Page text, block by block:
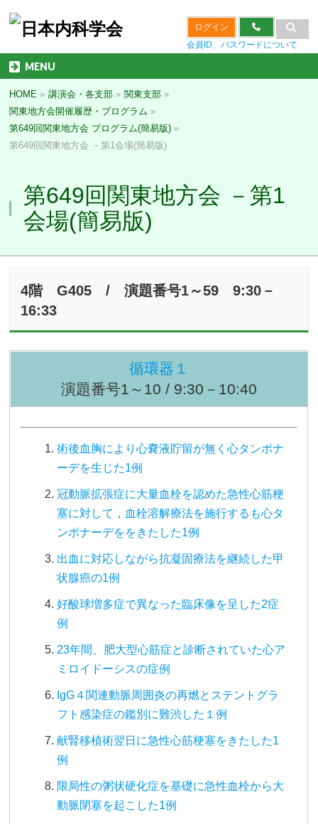
ログイン
会員ID、パスワードについて
MENU
HOME » 講演会・各支部 » 関東支部 »
関東地方会開催履歴・プログラム »
第649回関東地方会 プログラム(簡易版) »
第649回関東地方会 －第1会場(簡易版)
第649回関東地方会 －第1
会場(簡易版)
4階 G405 / 演題番号1～59 9:30－
16:33
循環器１
演題番号1～10 / 9:30－10:40
術後血胸により心嚢液貯留が無く心タンポナ
ーデを生じた1例
冠動脈拡張症に大量血栓を認めた急性心筋梗
塞に対して，血栓溶解療法を施行するも心タ
ンポナーデををきたした1例
出血に対応しながら抗凝固療法を継続した甲
状腺癌の1例
好酸球増多症で異なった臨床像を呈した2症
例
23年間、肥大型心筋症と診断されていた心ア
ミロイドーシスの症例
IgG４関連動脈周囲炎の再燃とステントグラ
フト感染症の鑑別に難渋した１例
献腎移植術翌日に急性心筋梗塞をきたした1
例
限局性の粥状硬化症を基礎に急性血栓から大
動脈閉塞を起こした1例